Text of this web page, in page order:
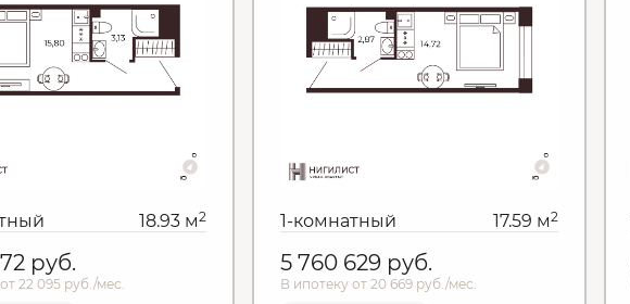
18.93 м2
руб.
22 095 руб./мес.
1-комнатный 17.59 м2
5 760 629 руб.
В ипотеку от 20 669 руб./мес.